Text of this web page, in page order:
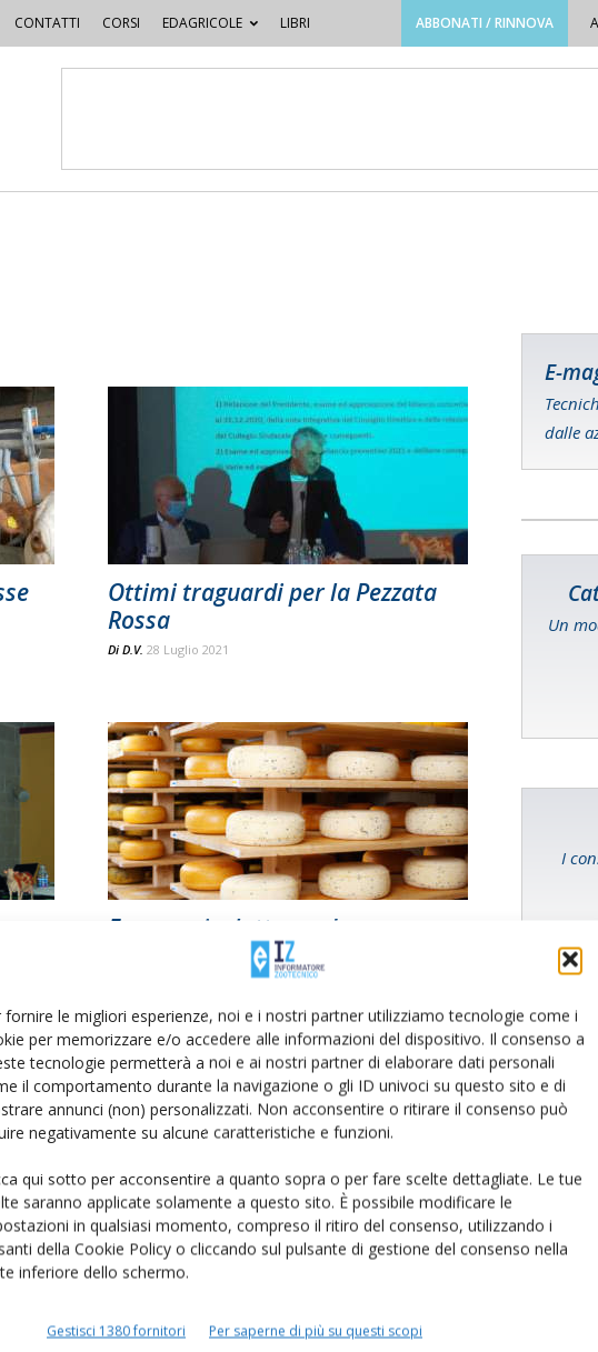
fornire le migliori esperienze, noi e i nostri partner utilizziamo tecnologie come i
per memorizzare e/o accedere alle informazioni del dispositivo. Il consenso a
tecnologie permetterà a noi e ai nostri partner di elaborare dati personali
il comportamento durante la navigazione o gli ID univoci su questo sito e di
annunci (non) personalizzati. Non acconsentire o ritirare il consenso può
negativamente su alcune caratteristiche e funzioni.
qui sotto per acconsentire a quanto sopra o per fare scelte dettagliate. Le tue
saranno applicate solamente a questo sito. È possibile modificare le
in qualsiasi momento, compreso il ritiro del consenso, utilizzando i
della Cookie Policy o cliccando sul pulsante di gestione del consenso nella
inferiore dello schermo.
Gestisci 1380 fornitori Per saperne di più su questi scopi
CONTATTI CORSI EDAGRICOLE LIBRI ABBONATI / RINNOVA
Ottimi traguardi per la Pezzata
Rossa
Di D.V. 28 Luglio 2021
Formaggi a latte crudo
protagonisti a Gemona
Pezzata rossa in linea col
mercato
E-
dalle
Un
I